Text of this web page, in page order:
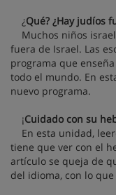
¿Qué? ¿Hay judíos
Muchos niños
fuera de Israel. Las
programa que
todo el mundo. En
nuevo programa.
¡Cuidado con su
En esta unidad,
tiene que ver con el
artículo se queja de
del idioma, con lo